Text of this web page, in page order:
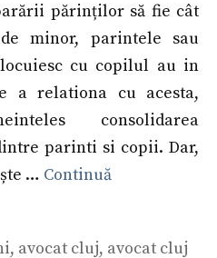
părinților să fie cât
minor, parintele sau
cu copilul au in
a relationa cu acesta,
consolidarea
parinti si copii. Dar,
… Continuă
, avocat cluj, avocat cluj